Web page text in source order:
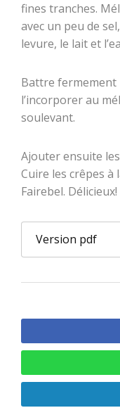
fines tranches.
avec un peu de
levure, le lait et
Battre fermement
l’incorporer au
soulevant.
Ajouter ensuite
Cuire les crêpes à
Fairebel. Délicieux!
Version pdf